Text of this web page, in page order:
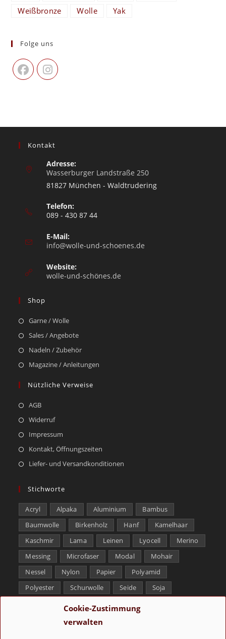
Cookie-Zustimmung
verwalten
Weißbronze
Wolle Yak
Folge uns
Kontakt
Adresse:
Wasserburger Landstraße 250
81827 München - Waldtrudering
Telefon:
089 - 430 87 44
E-Mail:
info@wolle-und-schoenes.de
Website:
wolle-und-schönes.de
Shop
Garne / Wolle
Sales / Angebote
Nadeln / Zubehör
Magazine / Anleitungen
Nützliche Verweise
AGB
Widerruf
Impressum
Kontakt, Öffnungszeiten
Liefer- und Versandkonditionen
Stichworte
Acryl Alpaka Aluminium
Bambus
Baumwolle
Birkenholz Hanf
Kamelhaar
Kaschmir
Lama Leinen Lyocell
Merino
Messing
Microfaser Modal
Mohair
Nessel
Nylon Papier
Polyamid
Polyester
Schurwolle Seide
Soja
Tencel
Yak